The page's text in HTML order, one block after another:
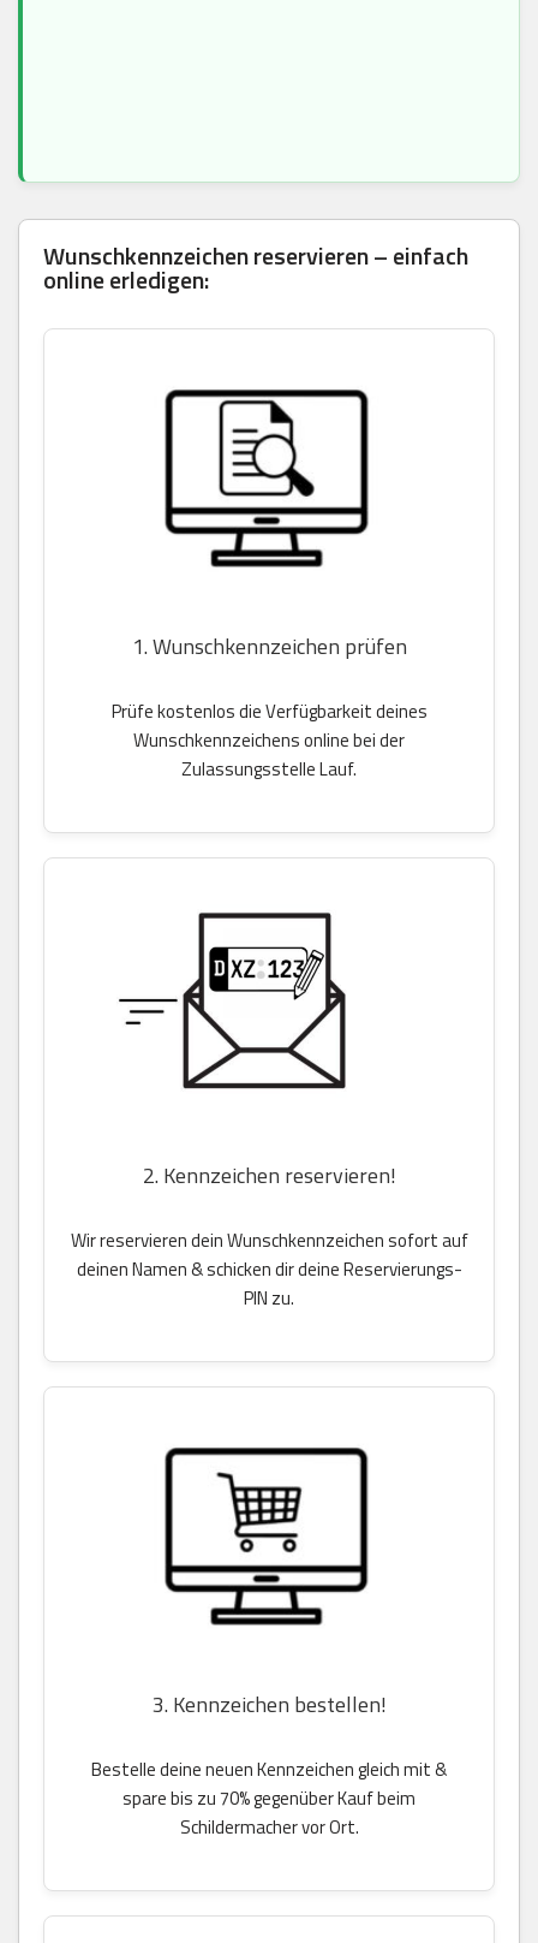
Wunschkennzeichen reservieren – einfach
online erledigen:
1. Wunschkennzeichen prüfen
Prüfe kostenlos die Verfügbarkeit deines
Wunschkennzeichens online bei der
Zulassungsstelle Lauf.
2. Kennzeichen reservieren!
Wir reservieren dein Wunschkennzeichen sofort auf
deinen Namen & schicken dir deine Reservierungs-
PIN zu.
3. Kennzeichen bestellen!
Bestelle deine neuen Kennzeichen gleich mit &
spare bis zu 70% gegenüber Kauf beim
Schildermacher vor Ort.